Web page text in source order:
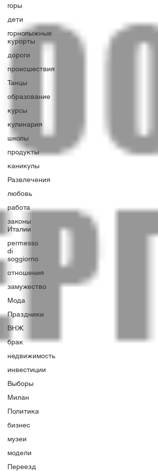
горы
дети
горнолыжные
курорты
дороги
происшествия
Танцы
образование
курсы
кулинария
школы
продукты
каникулы
Развлечения
любовь
работа
законы
Италии
permesso
di
soggiorno
отношения
замужество
Мода
Праздники
ВНЖ
брак
недвижимость
инвестиции
Выборы
Милан
Политика
бизнес
музеи
модели
Переезд